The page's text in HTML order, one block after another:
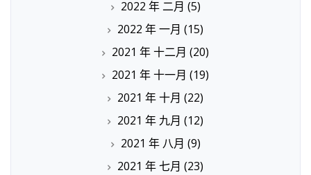
2022 年 二月 (5)
2022 年 一月 (15)
2021 年 十二月 (20)
2021 年 十一月 (19)
2021 年 十月 (22)
2021 年 九月 (12)
2021 年 八月 (9)
2021 年 七月 (23)